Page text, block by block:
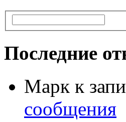
Последние
Марк к
сообщения